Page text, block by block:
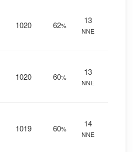
1020 62%
13
NNE
1020 60%
13
NNE
1019 60%
14
NNE